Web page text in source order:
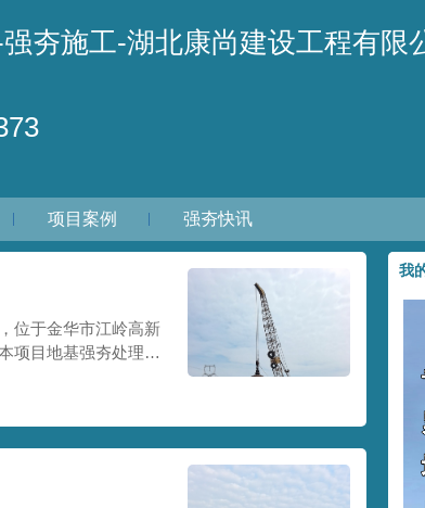
夯施工-湖北康尚建设工程有限
项目案例 强夯快讯
位于金华市江岭高新
项目地基强夯处理总
、孔隙较大、地基承
我